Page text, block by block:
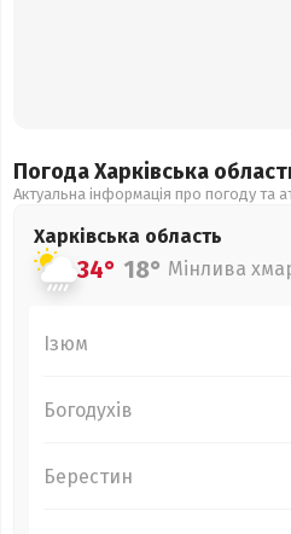
Погода Харківська
Актуальна інформація про погоду та
Харківська область
34° 18° Мінлива
Ізюм
Богодухів
Берестин